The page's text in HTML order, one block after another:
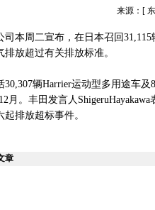
来源：[
司本周二宣布，在日本召回
排放超过有关排放标准。
30,307辆Harrier运动型多用途车及
月。丰田发言人
起排放超标事件。
章